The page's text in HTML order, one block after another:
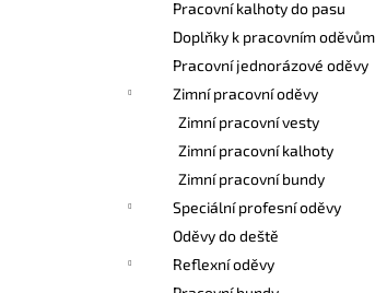
Pracovní kalhoty do pasu
Doplňky k pracovním oděvům
Pracovní jednorázové oděvy
Zimní pracovní oděvy
Zimní pracovní vesty
Zimní pracovní kalhoty
Zimní pracovní bundy
Speciální profesní oděvy
Oděvy do deště
Reflexní oděvy